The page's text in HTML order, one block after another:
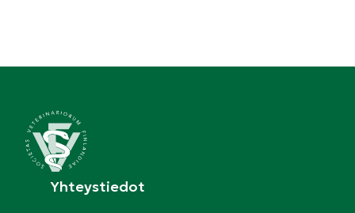
Yhteystiedot